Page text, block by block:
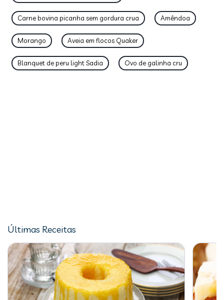
Carne bovina picanha sem gordura crua Amêndoa
Morango Aveia em flocos Quaker
Blanquet de peru light Sadia Ovo de galinha cru
Últimas Receitas